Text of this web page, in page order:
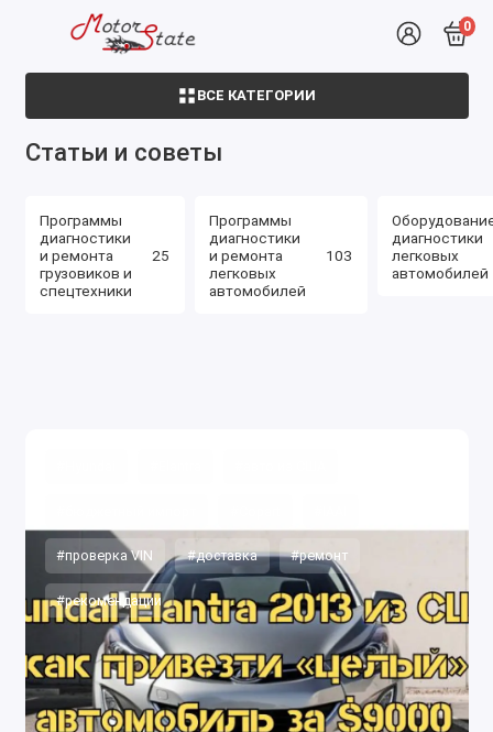
0
ВСЕ КАТЕГОРИИ
Статьи и советы
Программы
диагностики
и ремонта
грузовиков и
спецтехники
25
Программы
диагностики
и ремонта
легковых
автомобилей
103
диагностики
легковых
автомобилей
#проверка VIN #доставка #ремонт
#рекомендации